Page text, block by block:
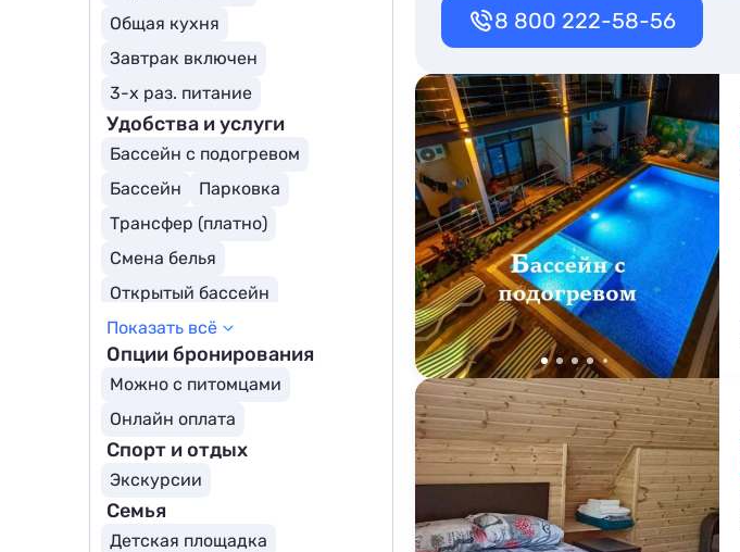
8 800 222-58-56
Общая кухня
Завтрак включен
3-х раз. питание
Удобства и услуги
Бассейн с подогревом
Бассейн
Парковка
Трансфер (платно)
Смена белья
Открытый бассейн
Охраняемая территория
Детский бассейн
Показать всё
Опции бронирования
Можно с питомцами
Онлайн оплата
Спорт и отдых
Экскурсии
Семья
Детская площадка